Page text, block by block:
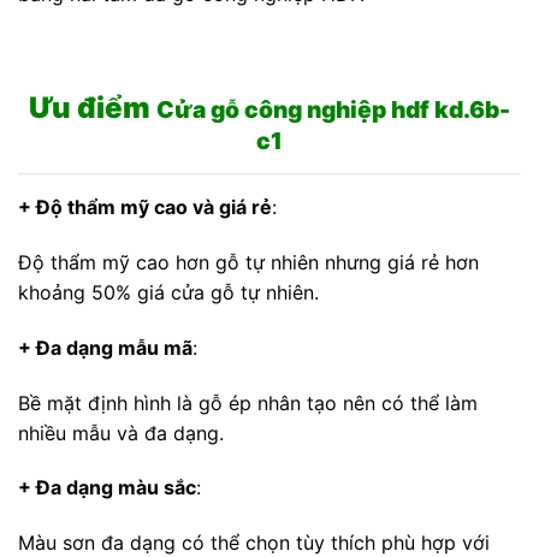
Ưu điểm Cửa gỗ công nghiệp hdf kd.6b-
c1
+ Độ thẩm mỹ cao và giá rẻ:
Độ thẩm mỹ cao hơn gỗ tự nhiên nhưng giá rẻ hơn
khoảng 50% giá cửa gỗ tự nhiên.
+ Đa dạng mẫu mã:
Bề mặt định hình là gỗ ép nhân tạo nên có thể làm
nhiều mẫu và đa dạng.
+ Đa dạng màu sắc:
Màu sơn đa dạng có thể chọn tùy thích phù hợp với